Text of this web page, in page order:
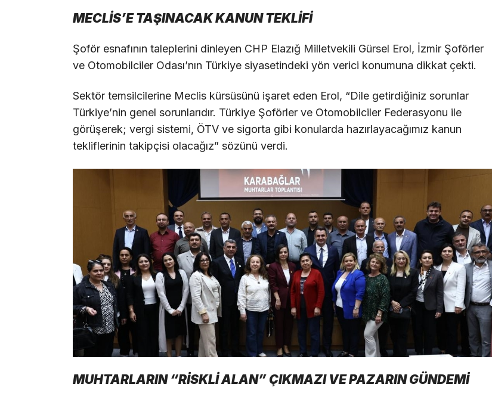
MECLİS’E TAŞINACAK KANUN TEKLİFİ
Şoför esnafının taleplerini dinleyen CHP Elazığ Milletvekili Gürsel Erol, İzmir Şoförler
ve Otomobilciler Odası’nın Türkiye siyasetindeki yön verici konumuna dikkat çekti.
Sektör temsilcilerine Meclis kürsüsünü işaret eden Erol, “Dile getirdiğiniz sorunlar
Türkiye’nin genel sorunlarıdır. Türkiye Şoförler ve Otomobilciler Federasyonu ile
görüşerek; vergi sistemi, ÖTV ve sigorta gibi konularda hazırlayacağımız kanun
tekliflerinin takipçisi olacağız” sözünü verdi.
MUHTARLARIN “RİSKLİ ALAN” ÇIKMAZI VE PAZARIN GÜNDEMİ